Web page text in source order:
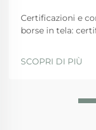
Certificazioni e
borse in tela:
effettivamente
fornitori, le
SCOPRI DI PIÙ